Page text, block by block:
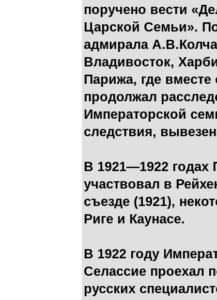
поручено вести
Царской Семьи».
адмирала
Владивосток,
Парижа, где
продолжал
Императорской
следствия,
В 1921—1922
участвовал в
съезде (1921),
Риге и Каунасе.
В 1922 году
Селассие проехал
русских